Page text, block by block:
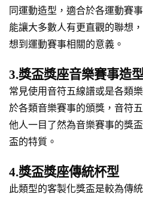
同運動造型，適合於各運動賽
能讓大多數人有更直觀的聯想
想到運動賽事相關的意義。
3.獎盃獎座音樂賽事造型
常見使用音符五線譜或是各類
於各類音樂賽事的頒獎，音符
他人一目了然為音樂賽事的獎
盃的特質。
4.獎盃獎座傳統杯型
此類型的客製化獎盃是較為傳